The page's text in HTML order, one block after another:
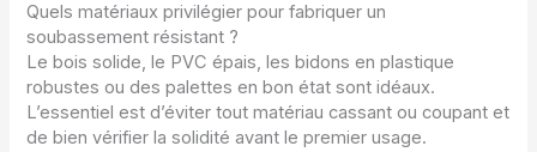
Quels matériaux privilégier pour fabriquer un
soubassement résistant ?
Le bois solide, le PVC épais, les bidons en plastique
robustes ou des palettes en bon état sont idéaux.
L’essentiel est d’éviter tout matériau cassant ou coupant et
de bien vérifier la solidité avant le premier usage.